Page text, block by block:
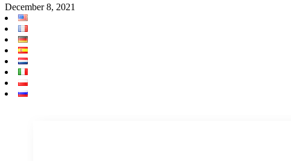
December 8, 2021